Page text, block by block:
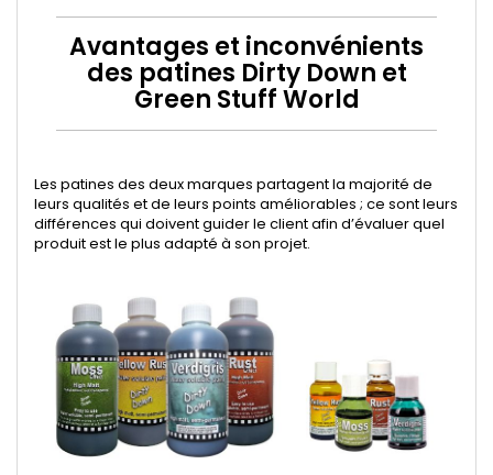
Avantages et inconvénients
des patines Dirty Down et
Green Stuff World
Les patines des deux marques partagent la majorité de
leurs qualités et de leurs points améliorables ; ce sont leurs
différences qui doivent guider le client afin d’évaluer quel
produit est le plus adapté à son projet.